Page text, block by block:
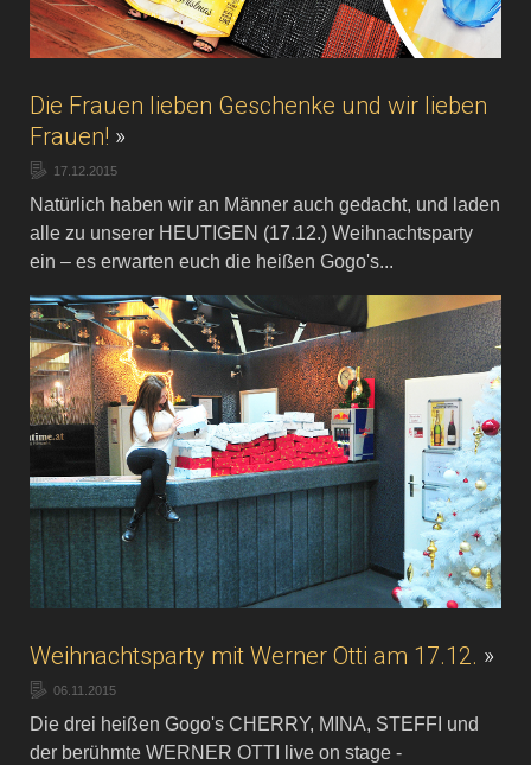
Die Frauen lieben Geschenke und wir lieben
Frauen! »
17.12.2015
Natürlich haben wir an Männer auch gedacht, und laden
alle zu unserer HEUTIGEN (17.12.) Weihnachtsparty
ein – es erwarten euch die heißen Gogo's...
Weihnachtsparty mit Werner Otti am 17.12. »
06.11.2015
Die drei heißen Gogo's CHERRY, MINA, STEFFI und
der berühmte WERNER OTTI live on stage -